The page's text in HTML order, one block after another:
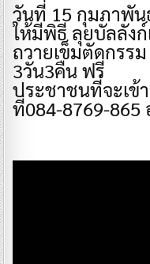
วันที่ 15 กุมภาพัน
ให้มีพิธี ลุยบัลลัง
ถวายเข็มตัดกร
3วัน3คืน ฟรี
ประชาชนที่จะเข้
ที่084-8769-865